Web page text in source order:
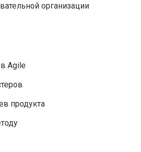
организации
Agile
продукта